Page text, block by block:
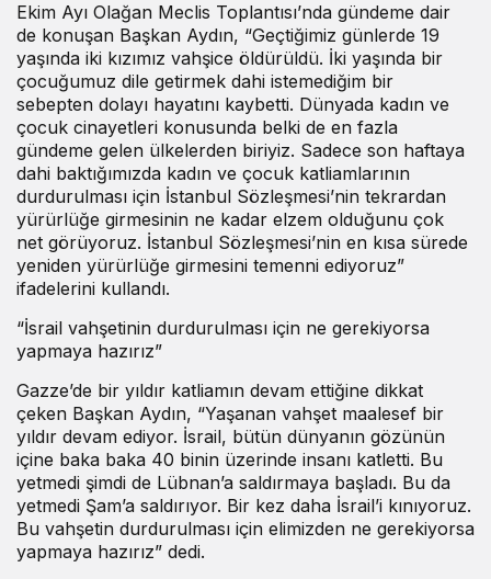
Ekim Ayı Olağan Meclis Toplantısı’nda gündeme dair
de konuşan Başkan Aydın, “Geçtiğimiz günlerde 19
yaşında iki kızımız vahşice öldürüldü. İki yaşında bir
çocuğumuz dile getirmek dahi istemediğim bir
sebepten dolayı hayatını kaybetti. Dünyada kadın ve
çocuk cinayetleri konusunda belki de en fazla
gündeme gelen ülkelerden biriyiz. Sadece son haftaya
dahi baktığımızda kadın ve çocuk katliamlarının
durdurulması için İstanbul Sözleşmesi’nin tekrardan
yürürlüğe girmesinin ne kadar elzem olduğunu çok
net görüyoruz. İstanbul Sözleşmesi’nin en kısa sürede
yeniden yürürlüğe girmesini temenni ediyoruz”
ifadelerini kullandı.
“İsrail vahşetinin durdurulması için ne gerekiyorsa
yapmaya hazırız”
Gazze’de bir yıldır katliamın devam ettiğine dikkat
çeken Başkan Aydın, “Yaşanan vahşet maalesef bir
yıldır devam ediyor. İsrail, bütün dünyanın gözünün
içine baka baka 40 binin üzerinde insanı katletti. Bu
yetmedi şimdi de Lübnan’a saldırmaya başladı. Bu da
yetmedi Şam’a saldırıyor. Bir kez daha İsrail’i kınıyoruz.
Bu vahşetin durdurulması için elimizden ne gerekiyorsa
yapmaya hazırız” dedi.